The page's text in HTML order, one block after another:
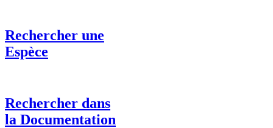
Rechercher une
Espèce
Rechercher dans
la Documentation